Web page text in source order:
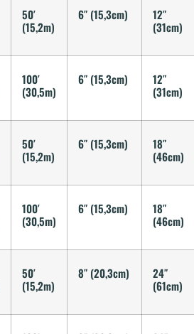
50′
(15,2m)
6″ (15,3cm)
12″
(31cm)
100′
(30,5m)
6″ (15,3cm)
12″
(31cm)
50′
(15,2m)
6″ (15,3cm)
18″
(46cm)
100′
(30,5m)
6″ (15,3cm)
18″
(46cm)
50′
(15,2m)
8″ (20,3cm)
24″
(61cm)